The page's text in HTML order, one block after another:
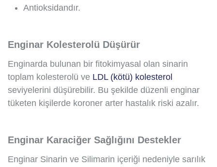
Antioksidandır.
Enginar Kolesterolü Düşürür
Enginarda bulunan bir fitokimyasal olan sinarin
toplam kolesterolü ve LDL (kötü) kolesterol
seviyelerini düşürebilir. Bu şekilde düzenli enginar
tüketen kişilerde koroner arter hastalık riski azalır.
Enginar Karaciğer Sağlığını Destekler
Enginar Sinarin ve Silimarin içeriği nedeniyle sarılık